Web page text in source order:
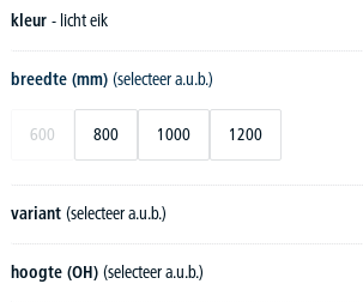
kleur - licht eik
breedte (mm) (selecteer a.u.b.)
600 800 1000 1200
variant (selecteer a.u.b.)
hoogte (OH) (selecteer a.u.b.)